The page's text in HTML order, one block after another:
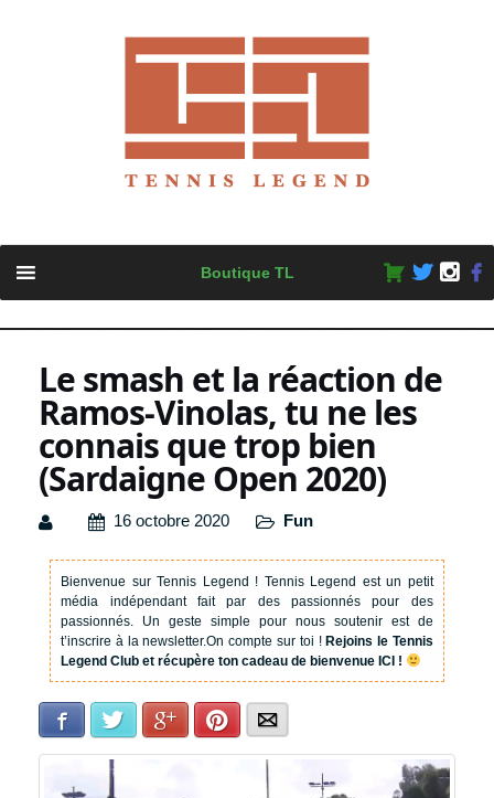
content
Boutique TL
Le smash et la réaction de
Ramos-Vinolas, tu ne les
connais que trop bien
(Sardaigne Open 2020)
16 octobre 2020 Fun
Bienvenue sur Tennis Legend ! Tennis Legend est un petit
média indépendant fait par des passionnés pour des
passionnés. Un geste simple pour nous soutenir est de
t’inscrire à la newsletter.On compte sur toi !Rejoins le Tennis
Legend Club et récupère ton cadeau de bienvenue ICI !
Facebook Twitter Google+Pinterest